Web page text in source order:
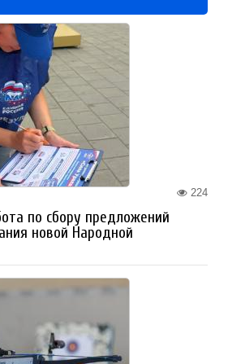
224
по сбору предложений
новой Народной